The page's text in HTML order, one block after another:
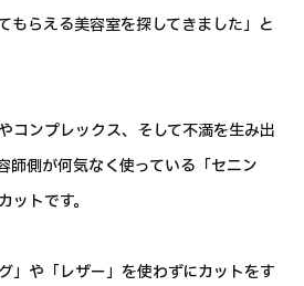
もらえる美容室を探してきました」と
コンプレックス、そして不満を生み出
師側が何気なく使っている「セニン
トです。
」や「レザー」を使わずにカットをす